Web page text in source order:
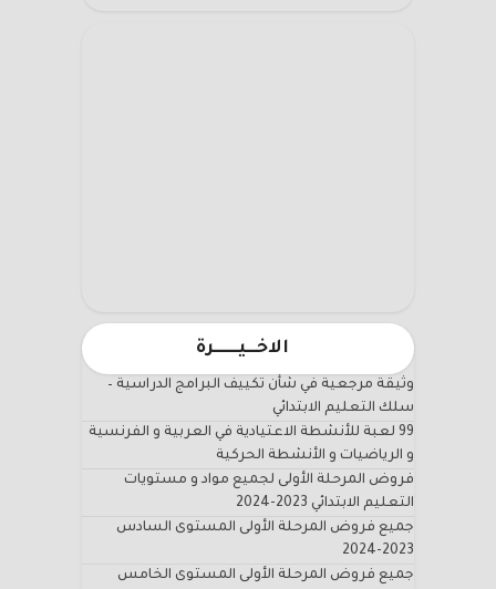
الاخـــيـــــــرة
وثيقة مرجعية في شأن تكييف البرامج الدراسية –
سلك التعليم الابتدائي
99 لعبة للأنشطة الاعتيادية في العربية و الفرنسية
و الرياضيات و الأنشطة الحركية
فروض المرحلة الأولى لجميع مواد و مستويات
التعليم الابتدائي 2023-2024
جميع فروض المرحلة الأولى المستوى السادس
2023-2024
جميع فروض المرحلة الأولى المستوى الخامس